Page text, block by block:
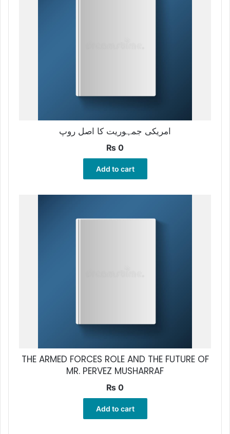
امریکی جمہوریت کا اصل روپ
₨ 0
Add to cart
THE ARMED FORCES ROLE AND THE FUTURE OF
MR. PERVEZ MUSHARRAF
₨ 0
Add to cart